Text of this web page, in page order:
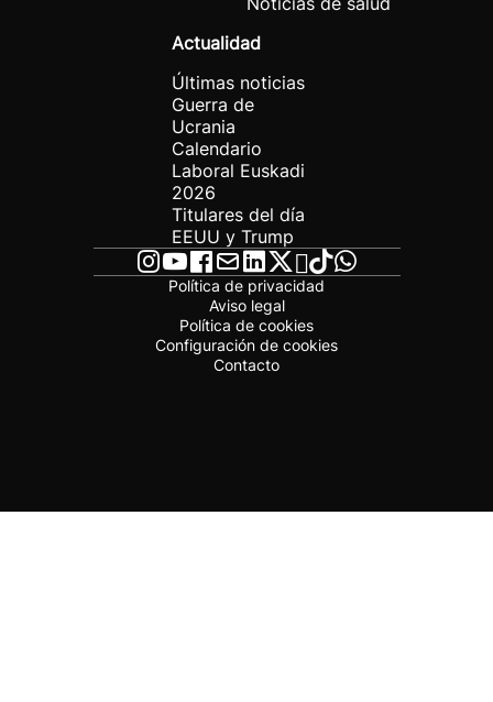
Actualidad
Últimas noticias
Guerra de
Ucrania
Calendario
Laboral Euskadi
2026
Titulares del día
EEUU y Trump
Política de privacidad
Aviso legal
Política de cookies
Configuración de cookies
Contacto